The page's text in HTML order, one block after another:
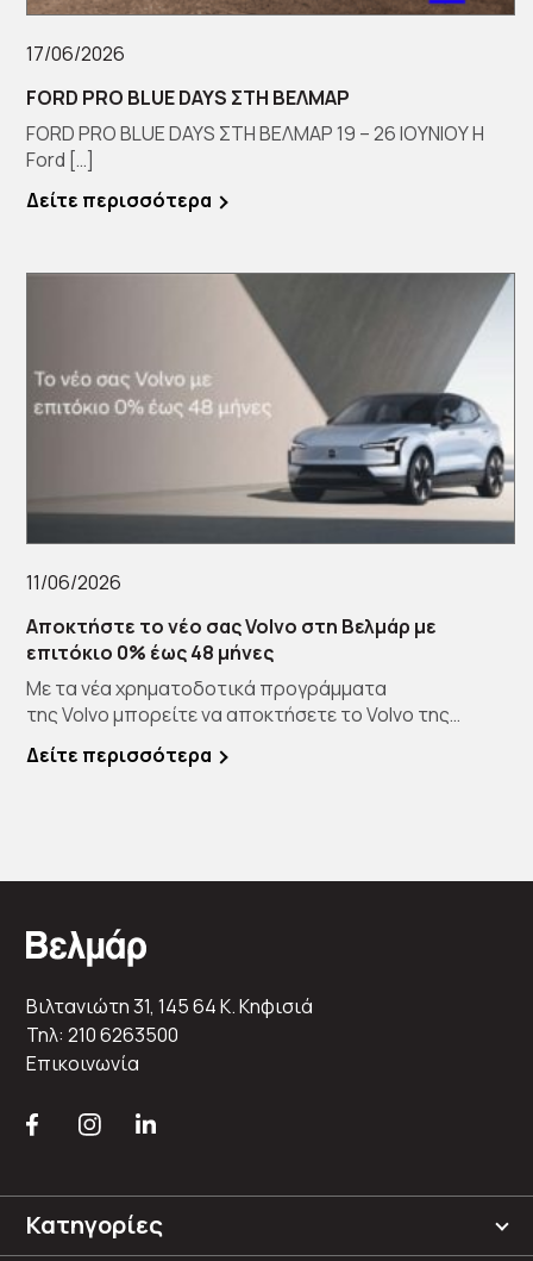
17/06/2026
FORD PRO BLUE DAYS ΣΤΗ ΒΕΛΜΑΡ
FORD PRO BLUE DAYS ΣΤΗ ΒΕΛΜΑΡ 19 – 26 ΙΟΥΝΙΟΥ Η
Ford […]
Δείτε περισσότερα
11/06/2026
Αποκτήστε το νέο σας Volvo στη Βελμάρ με
επιτόκιο 0% έως 48 μήνες
Με τα νέα χρηματοδοτικά προγράμματα
της Volvo μπορείτε να αποκτήσετε το Volvo της
επιλογής […]
Δείτε περισσότερα
Βιλτανιώτη 31, 145 64 K. Κηφισιά
Τηλ: 210 6263500
Επικοινωνία
Κατηγορίες